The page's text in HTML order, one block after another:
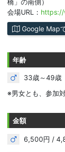
会場URL：
Google Map
年齢
33歳～49歳
※男女とも、参加
金額
6,500円 /